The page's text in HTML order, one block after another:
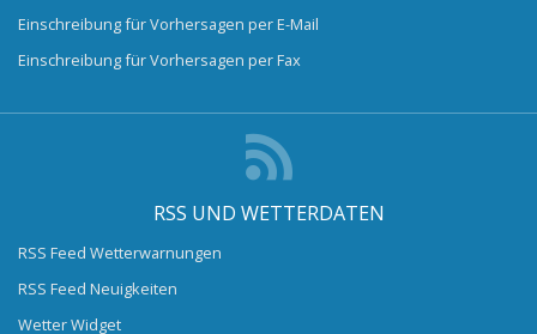
Einschreibung für Vorhersagen per E-Mail
Einschreibung für Vorhersagen per Fax
RSS UND WETTERDATEN
RSS Feed Wetterwarnungen
RSS Feed Neuigkeiten
Wetter Widget